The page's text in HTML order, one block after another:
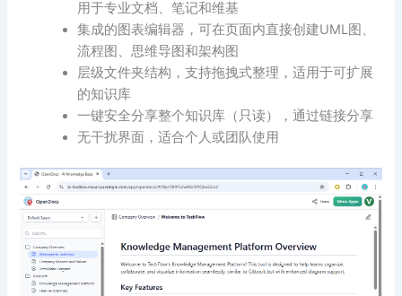
用于专业文档、笔记和维基
集成的图表编辑器，可在页面内直接创建UML图、
流程图、思维导图和架构图
层级文件夹结构，支持拖拽式整理，适用于可扩展
的知识库
一键安全分享整个知识库（只读），通过链接分享
无干扰界面，适合个人或团队使用